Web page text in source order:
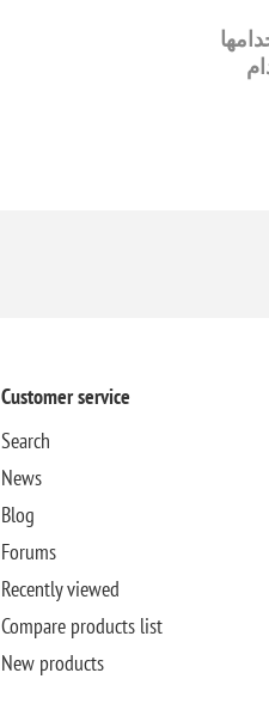
Customer service
Search
News
Blog
Forums
Recently viewed
Compare products list
New products